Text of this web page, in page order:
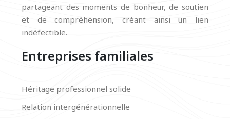
partageant des moments de bonheur, de soutien
et de compréhension, créant ainsi un lien
indéfectible.
Entreprises familiales
Héritage professionnel solide
Relation intergénérationnelle